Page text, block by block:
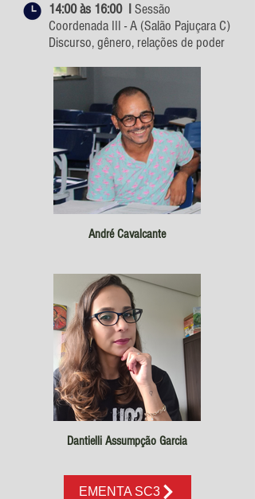
14:00 às 16:00 I Sessão
Coordenada III - A (Salão Pajuçara C)
Discurso, gênero, relações de poder
André Cavalcante
Dantielli Assumpção Garcia
EMENTA SC3